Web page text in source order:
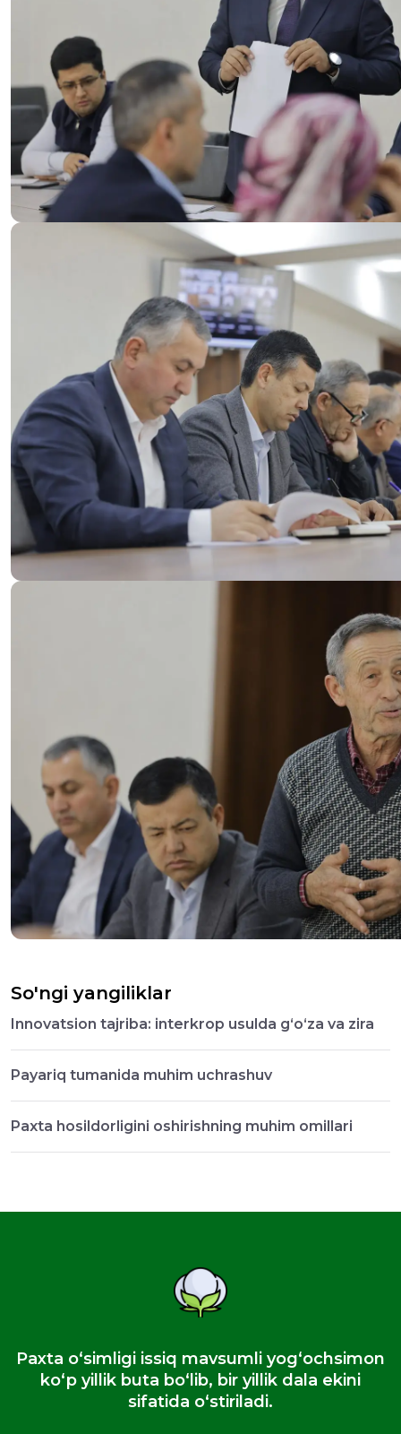
So'ngi yangiliklar
Innovatsion tajriba: interkrop usulda g‘o‘za va zira
Payariq tumanida muhim uchrashuv
Paxta hosildorligini oshirishning muhim omillari
Paxta oʻsimligi issiq mavsumli yogʻochsimon
koʻp yillik buta boʻlib, bir yillik dala ekini
sifatida oʻstiriladi.